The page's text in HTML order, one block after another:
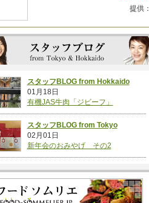
提供：
スタッフBLOG from Hokkaido
01月18日
有機JAS牛肉「ジビーフ」
スタッフBLOG from Tokyo
02月01日
新年会のおみやげ その2